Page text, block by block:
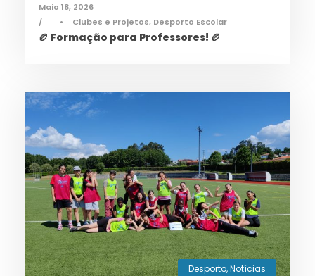
Maio 18, 2026
•
Clubes e Projetos, Desporto Escolar
🏉 Formação para Professores! 🏉
Desporto,Notícias